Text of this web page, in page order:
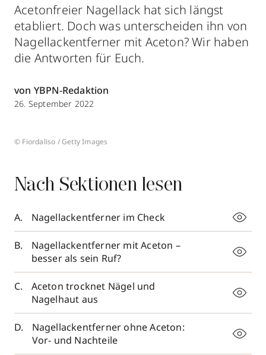
Storefinder
Acetonfreier Nagellack hat sich längst
etabliert. Doch was unterscheiden ihn von
Nagellackentferner mit Aceton? Wir haben
die Antworten für Euch.
von YBPN-Redaktion
26. September 2022
© Fiordaliso / Getty Images
Nach Sektionen lesen
Nagellackentferner im Check
Nagellackentferner mit Aceton –
besser als sein Ruf?
Aceton trocknet Nägel und
Nagelhaut aus
Nagellackentferner ohne Aceton:
Vor- und Nachteile